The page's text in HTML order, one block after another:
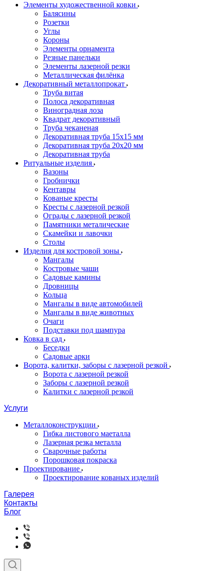
Элементы художественной ковки
Балясины
Розетки
Углы
Короны
Элементы орнамента
Резные панельки
Элементы лазерной резки
Металлическая филёнка
Декоративный металлопрокат
Труба витая
Полоса декоративная
Виноградная лоза
Квадрат декоративный
Труба чеканеная
Декоративная труба 15х15 мм
Декоративная труба 20х20 мм
Декоративная труба
Ритуальные изделия
Вазоны
Гробнички
Кентавры
Кованые кресты
Кресты с лазерной резкой
Ограды с лазерной резкой
Памятники металические
Скамейки и лавочки
Столы
Изделия для костровой зоны
Мангалы
Костровые чаши
Садовые камины
Дровницы
Кольца
Мангалы в виде автомобилей
Мангалы в виде животных
Очаги
Подставки под шампура
Ковка в сад
Беседки
Садовые арки
Ворота, калитки, заборы с лазерной резкой
Ворота с лазерной резкой
Заборы с лазерной резкой
Калитки с лазерной резкой
Услуги
Металлоконструкции
Гибка листового маеталла
Лазерная резка металла
Сварочные работы
Порошковая покраска
Проектирование
Проектирование кованых изделий
Галерея
Контакты
Блог